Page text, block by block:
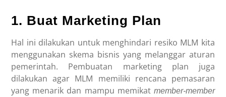
1. Buat Marketing Plan
Hal ini dilakukan untuk menghindari resiko MLM kita
menggunakan skema bisnis yang melanggar aturan
pemerintah. Pembuatan marketing plan juga
dilakukan agar MLM memiliki rencana pemasaran
yang menarik dan mampu memikat member-member